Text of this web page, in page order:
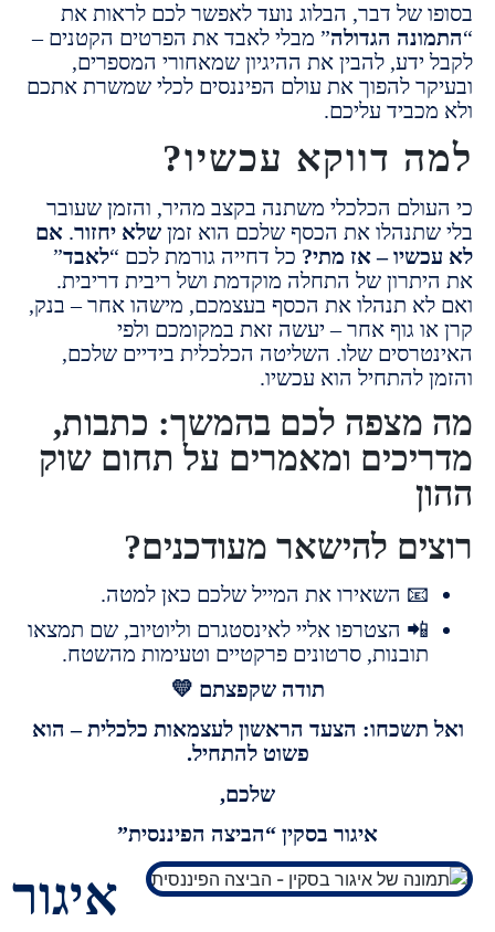
של דבר, הבלוג נועד לאפשר לכם לראות את
הגדולה ” מבלי לאבד את הפרטים הקטנים –
להבין את ההיגיון שמאחורי המספרים,
להפוך את עולם הפיננסים לכלי שמשרת אתכם
עליכם.
דווקא עכשיו?
הכלכלי משתנה בקצב מהיר, והזמן שעובר
את הכסף שלכם הוא זמן שלא יחזור.אם
– אז מתי?כל דחייה גורמת לכם “לאבד”
של התחלה מוקדמת ושל ריבית דריבית.
תנהלו את הכסף בעצמכם, מישהו אחר – בנק,
גוף אחר – יעשה זאת במקומכם ולפי
שלו. השליטה הכלכלית בידיים שלכם,
להתחיל הוא עכשיו.
לכם בהמשך: כתבות,
ומאמרים על תחום שוק
להישאר מעודכנים?
📧 השאירו את המייל שלכם כאן למטה.
📲 הצטרפו אליי לאינסטגרם וליוטיוב, שם תמצאו
תובנות, סרטונים פרקטיים וטעימות מהשטח.
תודה שקפצתם 💛
הצעד הראשון לעצמאות כלכלית – הוא
פשוט להתחיל.
איגור בסקין “הביצה הפיננסית”
איגור